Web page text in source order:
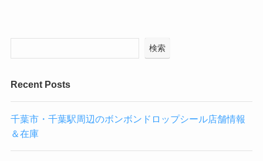
検索
Recent Posts
千葉市・千葉駅周辺のボンボンドロップシール店舗情報
＆在庫